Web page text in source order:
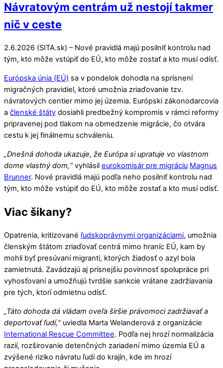
Návratovým centrám už nestojí takmer
nič v ceste
2.6.2026 (SITA.sk) – Nové pravidlá majú posilniť kontrolu nad
tým, kto môže vstúpiť do EÚ, kto môže zostať a kto musí odísť.
Európska únia (EÚ) sa v pondelok dohodla na sprísnení
migračných pravidiel, ktoré umožnia zriaďovanie tzv.
návratových centier mimo jej územia. Európski zákonodarcovia
a členské štáty dosiahli predbežný kompromis v rámci reformy
pripravenej pod tlakom na obmedzenie migrácie, čo otvára
cestu k jej finálnemu schváleniu.
„Dnešná dohoda ukazuje, že Európa si upratuje vo vlastnom
dome vlastný dom,“vyhlásil eurokomisár pre migráciu Magnus
Brunner. Nové pravidlá majú podľa neho posilniť kontrolu nad
tým, kto môže vstúpiť do EÚ, kto môže zostať a kto musí odísť.
Viac šikany?
Opatrenia, kritizované ľudskoprávnymi organizáciami, umožnia
členským štátom zriaďovať centrá mimo hraníc EÚ, kam by
mohli byť presúvaní migranti, ktorých žiadosť o azyl bola
zamietnutá. Zavádzajú aj prísnejšiu povinnosť spolupráce pri
vyhosťovaní a umožňujú tvrdšie sankcie vrátane zadržiavania
pre tých, ktorí odmietnu odísť.
„Táto dohoda dá vládam oveľa širšie právomoci zadržiavať a
deportovať ľudí,“uviedla Marta Welanderová z organizácie
International Rescue Committee. Podľa nej hrozí normalizácia
razií, rozširovanie detenčných zariadení mimo územia EÚ a
zvýšené riziko návratu ľudí do krajín, kde im hrozí